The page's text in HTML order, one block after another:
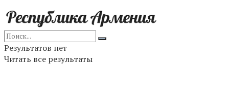
Результатов нет
Читать все результаты